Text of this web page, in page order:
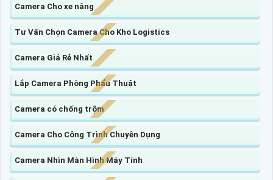
Camera Cho xe nâng
Tư Vấn Chọn Camera Cho Kho Logistics
Camera Giá Rẻ Nhất
Lắp Camera Phòng Phẩu Thuật
Camera có chống trộm
Camera Cho Công Trình Chuyên Dụng
Camera Nhìn Màn Hình Máy Tính